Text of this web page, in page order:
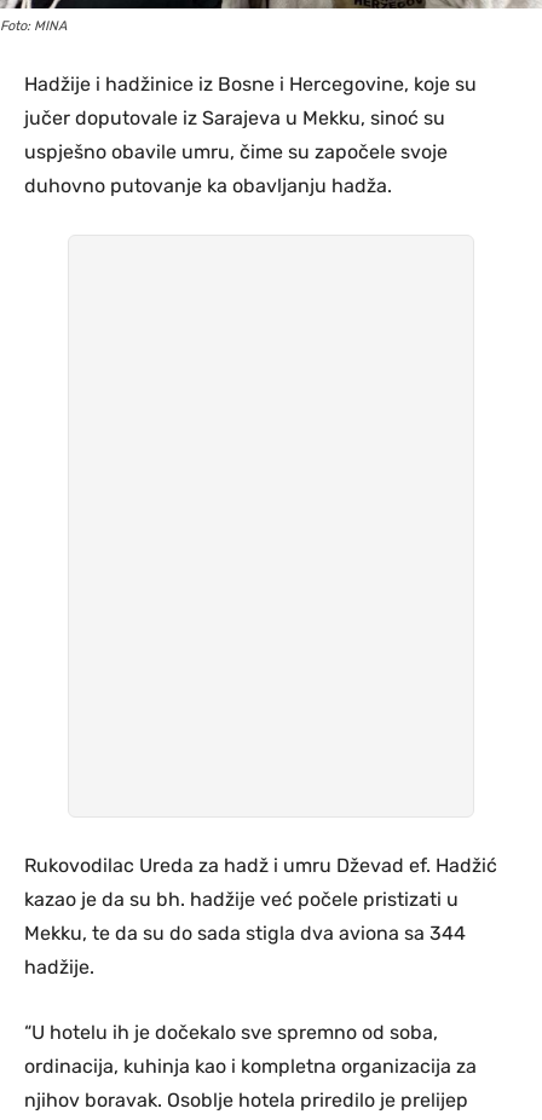
Foto: MINA
Hadžije i hadžinice iz Bosne i Hercegovine, koje su
jučer doputovale iz Sarajeva u Mekku, sinoć su
uspješno obavile umru, čime su započele svoje
duhovno putovanje ka obavljanju hadža.
Rukovodilac Ureda za hadž i umru Dževad ef. Hadžić
kazao je da su bh. hadžije već počele pristizati u
Mekku, te da su do sada stigla dva aviona sa 344
hadžije.
“U hotelu ih je dočekalo sve spremno od soba,
ordinacija, kuhinja kao i kompletna organizacija za
njihov boravak. Osoblje hotela priredilo je prelijep